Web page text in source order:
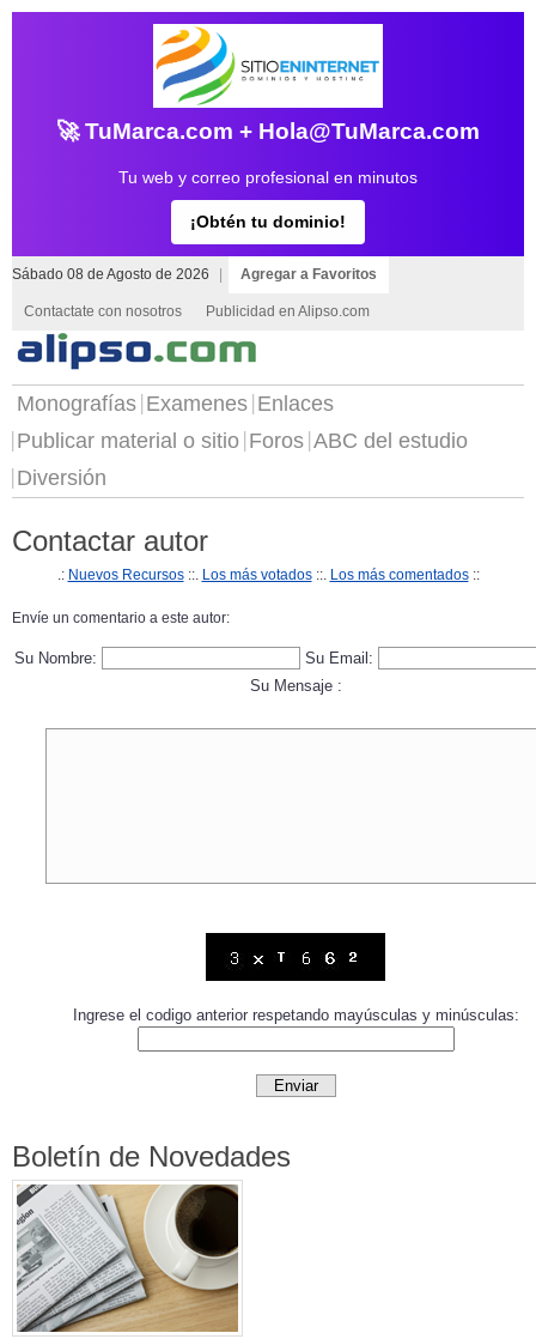
🚀 TuMarca.com + Hola@TuMarca.com
Tu web y correo profesional en minutos
¡Obtén tu dominio!
Sábado 08 de Agosto de 2026 Agregar a Favoritos
Contactate con nosotros Publicidad en Alipso.com
Monografías Examenes Enlaces
Publicar material o sitio Foros ABC del estudio
Diversión
Contactar autor
.: Nuevos Recursos::. Los más votados::. Los más comentados::
Envíe un comentario a este autor:
Su Nombre:
Su Email:
Su Mensaje :
Ingrese el codigo anterior respetando mayúsculas y minúsculas:
Boletín de Novedades